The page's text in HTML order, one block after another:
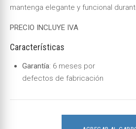
mantenga elegante y funcional
PRECIO INCLUYE IVA
Características
Garantía: 6 meses por
defectos de fabricación